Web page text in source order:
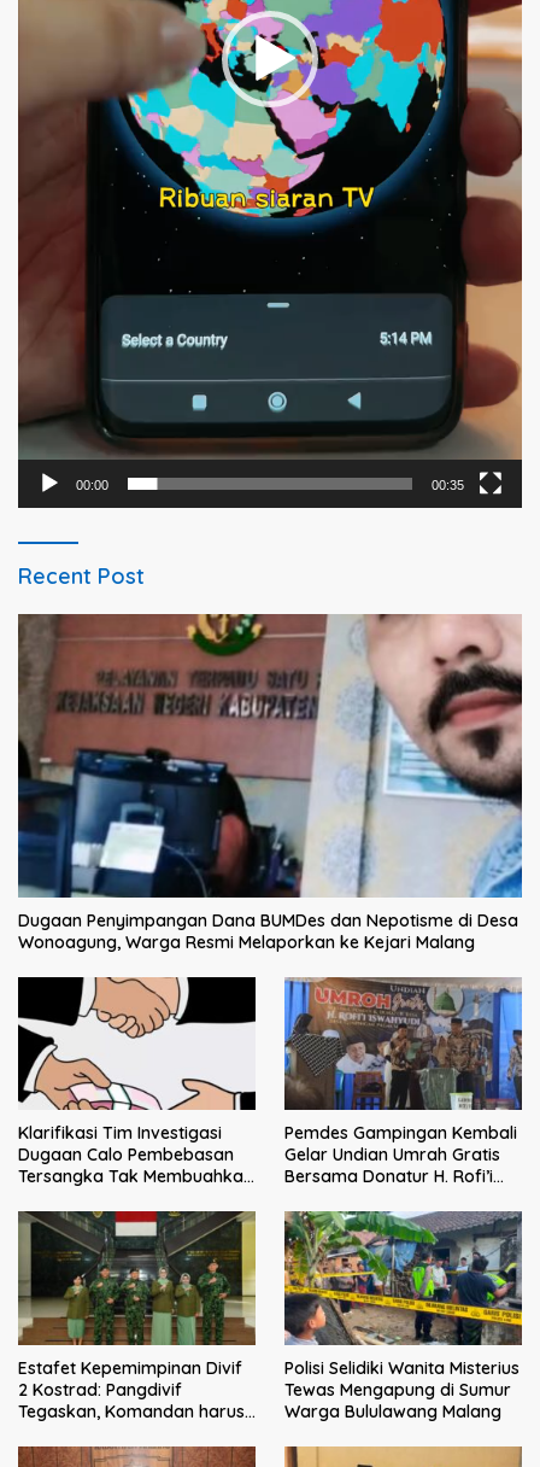
00:00 00:35
Recent Post
Dugaan Penyimpangan Dana BUMDes dan Nepotisme di Desa
Wonoagung, Warga Resmi Melaporkan ke Kejari Malang
Klarifikasi Tim Investigasi
Dugaan Calo Pembebasan
Tersangka Tak Membuahkan
Pemdes Gampingan Kembali
Gelar Undian Umrah Gratis
Bersama Donatur H. Rofi’i
bagi Pejuang Sosial
Estafet Kepemimpinan Divif
2 Kostrad: Pangdivif
Tegaskan, Komandan harus
dan solusi bagi prajurit
Polisi Selidiki Wanita Misterius
Tewas Mengapung di Sumur
Warga Bululawang Malang